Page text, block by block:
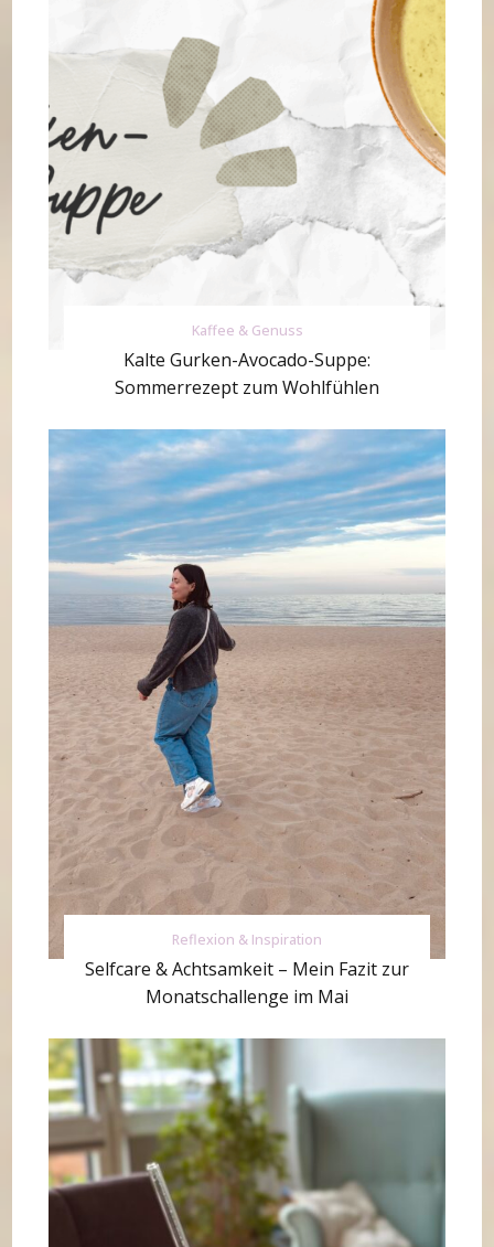
Kaffee & Genuss
Kalte Gurken-Avocado-Suppe:
Sommerrezept zum Wohlfühlen
Reflexion & Inspiration
Selfcare & Achtsamkeit – Mein Fazit zur
Monatschallenge im Mai